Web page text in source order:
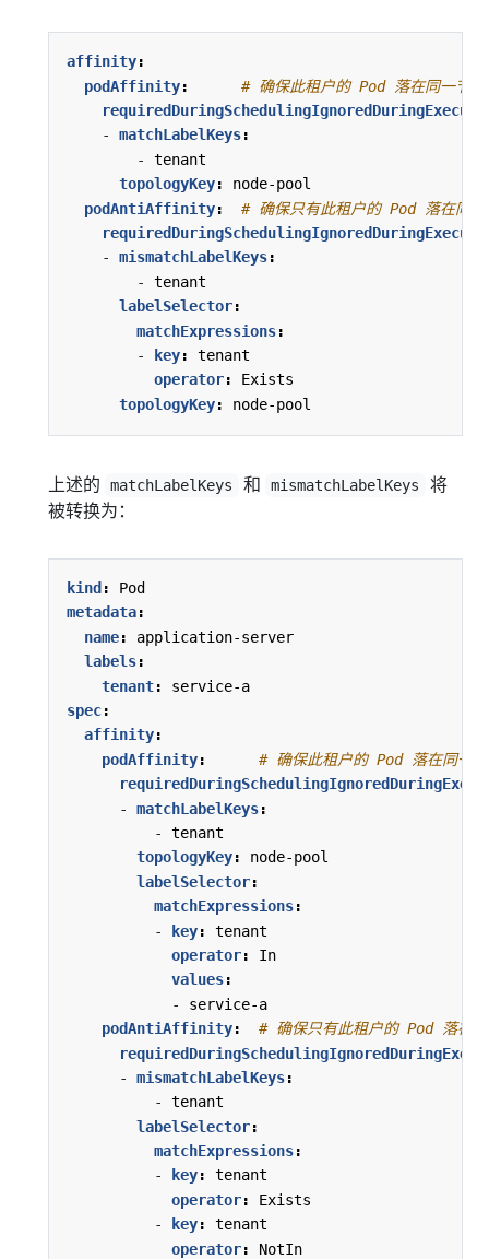
affinity:
podAffinity:
# 确保此租户的 Pod 落在同一节点
- matchLabelKeys:
- tenant
topologyKey:
node-pool
podAntiAffinity:
# 确保只有此租户的 Pod 落在同一
- mismatchLabelKeys:
- tenant
labelSelector:
matchExpressions:
-
key:
tenant
operator:
Exists
topologyKey: node-pool
上述的 matchLabelKeys 和 mismatchLabelKeys
将
被转换为：
kind :
Pod
metadata:
name:
application-server
labels:
tenant:
service-a
spec:
affinity:
podAffinity:
# 确保此租户的 Pod 落在同一
- matchLabelKeys:
- tenant
topologyKey:
node-pool
labelSelector:
matchExpressions:
- key:
tenant
operator:
In
values:
- service-a
podAntiAffinity:
# 确保只有此租户的 Pod 落在同
- mismatchLabelKeys:
- tenant
labelSelector:
matchExpressions:
-
key:
tenant
operator:
Exists
-
key:
tenant
operator:
NotIn